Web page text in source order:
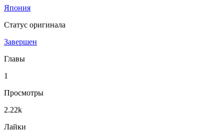
Япония
Статус оригинала
Завершен
Главы
1
Просмотры
2.22k
Лайки